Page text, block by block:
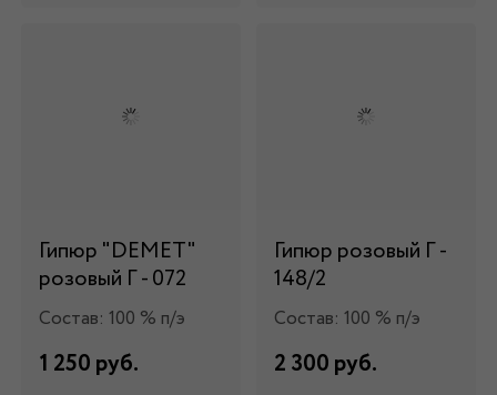
Гипюр "DEMET"
розовый Г - 072
Состав: 100 % п/э
1 250 руб.
Гипюр розовый Г -
148/2
Состав: 100 % п/э
2 300 руб.